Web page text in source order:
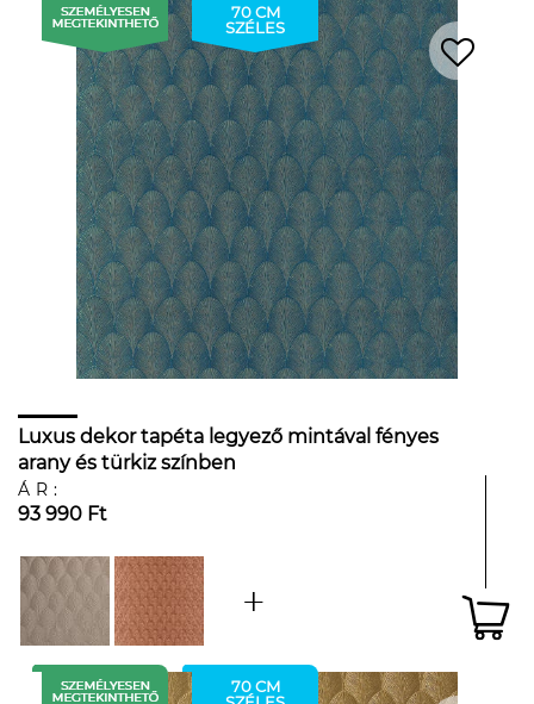
70 CM
SZÉLES
Luxus dekor tapéta legyező mintával fényes
arany és türkiz színben
ÁR:
93 990 Ft
70 CM